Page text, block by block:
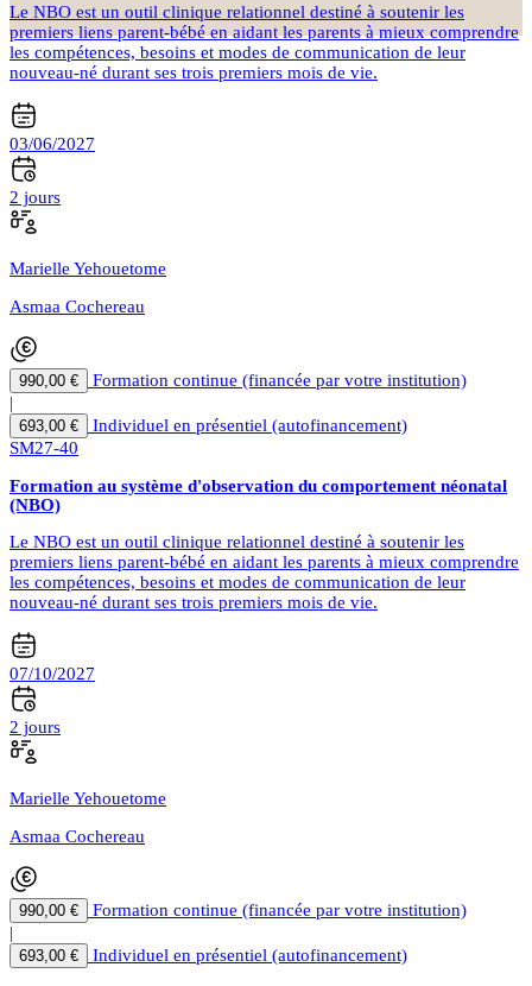
Le NBO est un outil clinique relationnel destiné à soutenir les
premiers liens parent-bébé en aidant les parents à mieux comprendre
les compétences, besoins et modes de communication de leur
nouveau-né durant ses trois premiers mois de vie.
03/06/2027
2 jours
Marielle Yehouetome
Asmaa Cochereau
990,00 €
Formation continue (financée par votre institution)
|
693,00 €
Individuel en présentiel (autofinancement)
SM27-40
Formation au système d'observation du comportement néonatal
(NBO)
Le NBO est un outil clinique relationnel destiné à soutenir les
premiers liens parent-bébé en aidant les parents à mieux comprendre
les compétences, besoins et modes de communication de leur
nouveau-né durant ses trois premiers mois de vie.
07/10/2027
2 jours
Marielle Yehouetome
Asmaa Cochereau
990,00 €
Formation continue (financée par votre institution)
|
693,00 € Individuel en présentiel (autofinancement)